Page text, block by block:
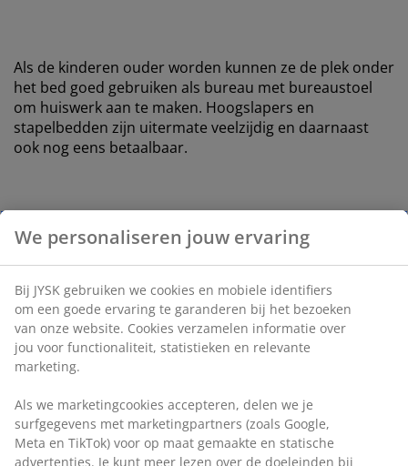
Als de kinderen ouder worden kunnen ze de plek onder
het bed goed gebruiken als bureau met bureaustoel
om huiswerk aan te maken. Hoogslapers en
stapelbedden zijn uitermate veelzijdig en daarnaast
ook nog eens betaalbaar.
Kleurrijke accessoires
Heeft u een druk tijdschema en geen zin om eindeloos
te shoppen, ga dan voor meubelen met klassieke
kleuren zoals zwart of wit. Kinderen houden van
vrolijke, speelse kleuren, dus richt de kamer in met
kleurrijke accessoires in plaats van een geel bed of
rood tafeltje. U kunt de kamer vrolijk en gezellig maken
en een creatieve omgeving creëren door kleurrijke
decoratie accessoires toe te voegen. Een knalgeel
sierkussen of speelmat met letters vervangen als de
We personaliseren jouw ervaring
Bij JYSK gebruiken we cookies en mobiele identifiers
om een goede ervaring te garanderen bij het bezoeken
van onze website. Cookies verzamelen informatie over
jou voor functionaliteit, statistieken en relevante
marketing.
Als we marketingcookies accepteren, delen we je
surfgegevens met marketingpartners (zoals Google,
Meta en TikTok) voor op maat gemaakte en statische
advertenties. Je kunt meer lezen over de doeleinden bij